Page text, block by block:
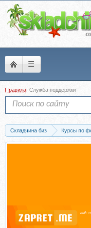
☰
Правила Служба поддержки
Складчина биз Курсы по
Пресеты для фото